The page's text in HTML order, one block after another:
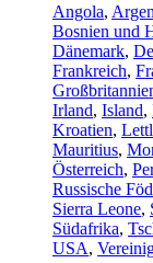
Angola,
Bosnien und
Dänemark,
Frankreich,
Irland, Island,
Kroatien,
Mauritius,
Österreich,
Russische
Sierra Leone,
Südafrika,
USA,